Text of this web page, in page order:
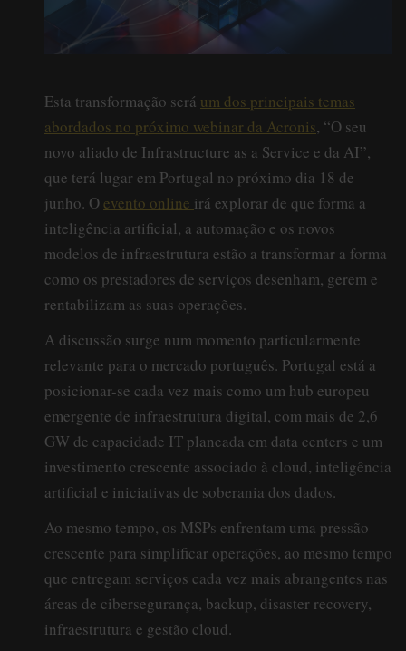
Esta transformação será um dos principais temas
abordados no próximo webinar da Acronis, “O seu
novo aliado de Infrastructure as a Service e da AI”,
que terá lugar em Portugal no próximo dia 18 de
junho. O evento online irá explorar de que forma a
inteligência artificial, a automação e os novos
modelos de infraestrutura estão a transformar a forma
como os prestadores de serviços desenham, gerem e
rentabilizam as suas operações.
A discussão surge num momento particularmente
relevante para o mercado português. Portugal está a
posicionar-se cada vez mais como um hub europeu
emergente de infraestrutura digital, com mais de 2,6
GW de capacidade IT planeada em data centers e um
investimento crescente associado à cloud, inteligência
artificial e iniciativas de soberania dos dados.
Ao mesmo tempo, os MSPs enfrentam uma pressão
crescente para simplificar operações, ao mesmo tempo
que entregam serviços cada vez mais abrangentes nas
áreas de cibersegurança, backup, disaster recovery,
infraestrutura e gestão cloud.